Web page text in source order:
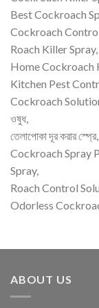
Best Cockroach
Cockroach
Roach Killer
Home Cockroach
Kitchen Pest
Cockroach Solution
ওষুধ,
তেলাপোকা দূর করার
Cockroach Spray
Spray,
Roach Control
Odorless
ABOUT US